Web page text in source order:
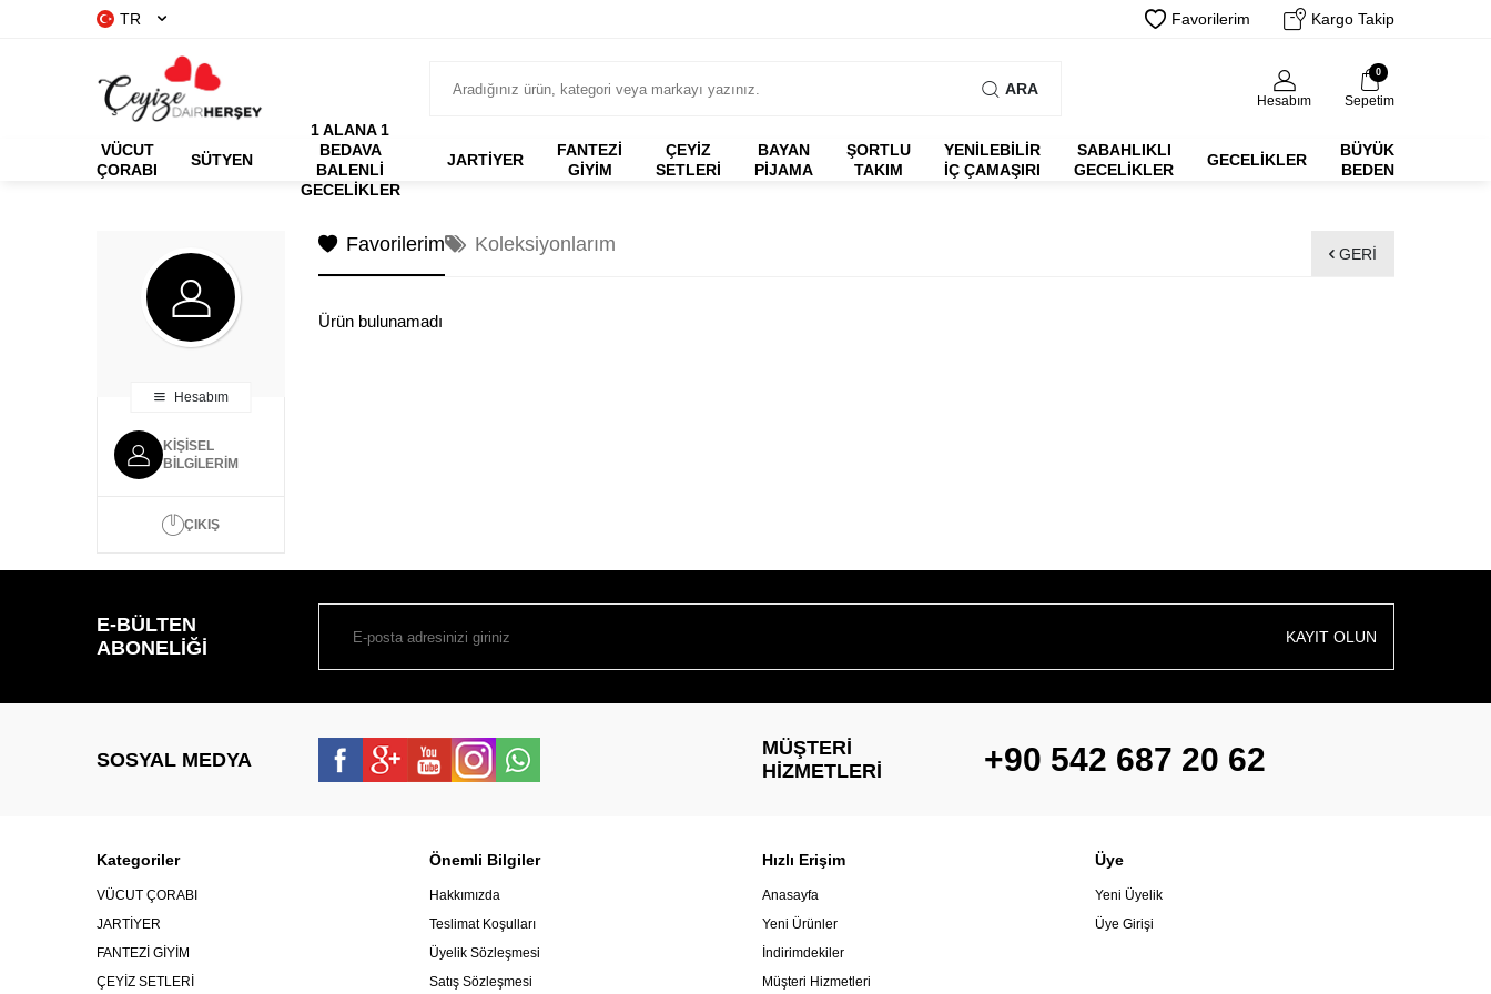
TR Favorilerim Kargo Takip
ARA
Hesabım
0
Sepetim
VÜCUT
ÇORABI
SÜTYEN
1 ALANA 1
BEDAVA
BALENLI
GECELIKLER
JARTİYER
FANTEZI
GIYIM
ÇEYİZ
SETLERİ
BAYAN
PİJAMA
ŞORTLU
TAKIM
YENİLEBİLİR
İÇ ÇAMAŞIRI
SABAHLIKLI
GECELIKLER
GECELIKLER
BÜYÜK
BEDEN
Hesabım
KIŞISEL
BILGILERIM
ÇIKIŞ
Favorilerim Koleksiyonlarım GERI
Ürün bulunamadı
E-BÜLTEN
ABONELIĞI
KAYIT OLUN
SOSYAL MEDYA
MÜŞTERI
HIZMETLERI
+90 542 687 20 62
Kategoriler
VÜCUT ÇORABI
JARTİYER
FANTEZİ GİYİM
ÇEYİZ SETLERİ
Önemli Bilgiler
Hakkımızda
Teslimat Koşulları
Üyelik Sözleşmesi
Satış Sözleşmesi
Hızlı Erişim
Anasayfa
Yeni Ürünler
İndirimdekiler
Müşteri Hizmetleri
Üye
Yeni Üyelik
Üye Girişi